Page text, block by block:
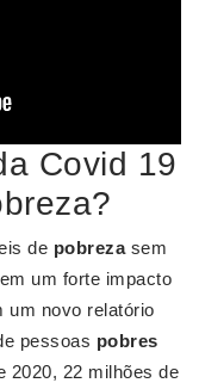
Covid 19
de pobrezasem
um forte impacto
um novo relatório
pessoas pobres
2020, 22 milhões de